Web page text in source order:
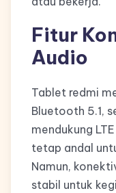
Fitur
Audio
Tablet redmi
Bluetooth 5.1,
mendukung
tetap andal
Namun,
stabil untuk